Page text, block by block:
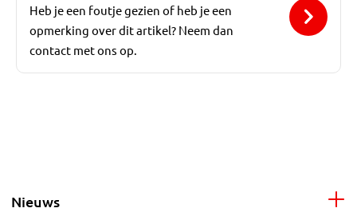
Heb je een foutje gezien of heb je een
opmerking over dit artikel? Neem dan
contact met ons op.
Nieuws